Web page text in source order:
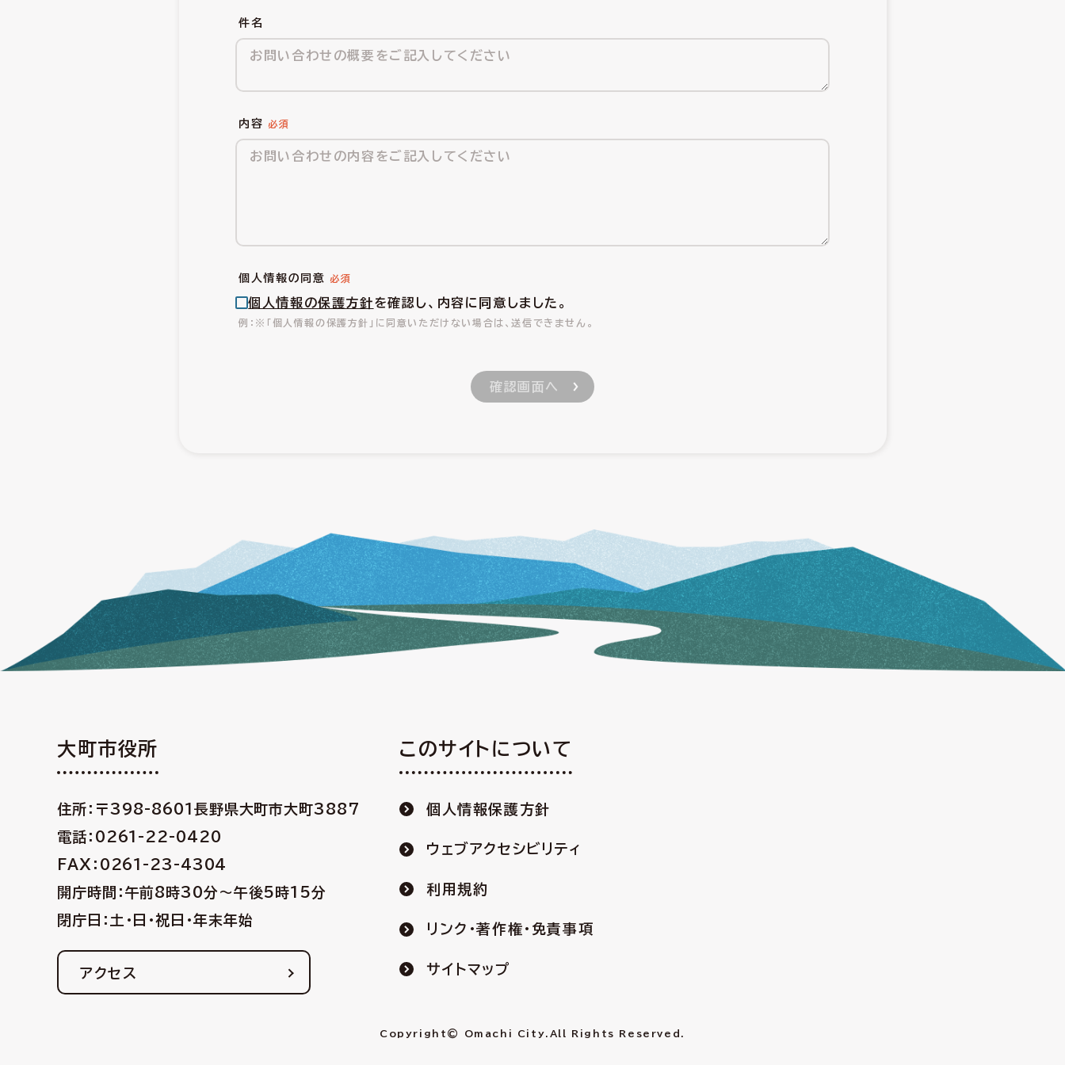
件名
内容
個人情報の同意
個人情報の保護方針を確認し、内容に同意しました。
※「個人情報の保護方針」に同意いただけない場合は、送信できません。
大町市役所
住所：〒398-8601 長野県大町市大町3887
電話：0261-22-0420
FAX：0261-23-4304
開庁時間：午前8時30分〜午後5時15分
閉庁日：土・日・祝日・年末年始
アクセス
このサイトについて
個人情報保護方針
ウェブアクセシビリティ
利用規約
リンク・著作権・免責事項
サイトマップ
Copyright© Omachi City. All Rights Reserved.